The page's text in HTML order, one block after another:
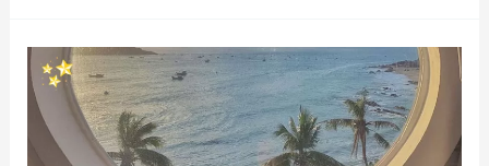
Nhơn
tự
túc